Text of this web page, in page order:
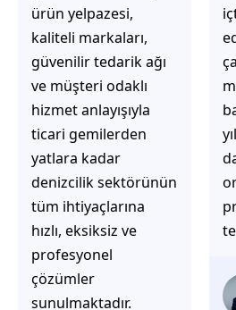
içtenlikle teşekkür
ediyorum. Birlikte
çalışmaktan büyük
memnuniyet duyuyor,
başarılarla dolu uzun
yıllar boyunca aynı
dayanışma ve güven
ortamında nice
projelere imza atmayı
temenni ediyorum.
Kaptan Deniz